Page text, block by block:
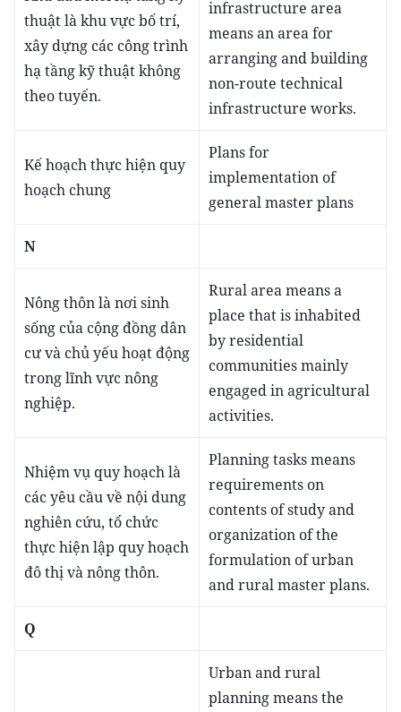
thuật là khu vực bố trí,
xây dựng các công trình
hạ tầng kỹ thuật không
theo tuyến.
infrastructure area
means an area for
arranging and building
non-route technical
infrastructure works.
Kế hoạch thực hiện quy
hoạch chung
Plans for
implementation of
general master plans
N
Nông thôn là nơi sinh
sống của cộng đồng dân
cư và chủ yếu hoạt động
trong lĩnh vực nông
nghiệp.
Rural area means a
place that is inhabited
by residential
communities mainly
engaged in agricultural
activities.
Nhiệm vụ quy hoạch là
các yêu cầu về nội dung
nghiên cứu, tổ chức
thực hiện lập quy hoạch
đô thị và nông thôn.
Planning tasks means
requirements on
contents of study and
organization of the
formulation of urban
and rural master plans.
Q
Urban and rural
planning means the